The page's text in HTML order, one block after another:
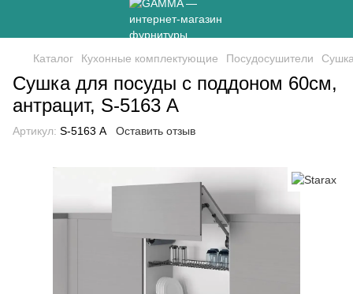
Каталог Кухонные комплектующие Посудосушители
Сушка для посуды с поддоном 60см,
антрацит, S-5163 А
Артикул: S-5163 А Оставить отзыв